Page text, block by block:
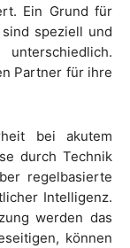
Ein Grund für
speziell und
Partner für ihre
bei akutem
durch Technik
regelbasierte
Intelligenz.
werden das
können